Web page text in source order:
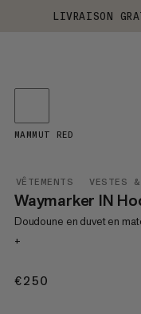
LIVRAISON
VÊTEMENTS VESTES
Waymarker IN
Doudoune en duvet en
+
€250
MAMMUT RED